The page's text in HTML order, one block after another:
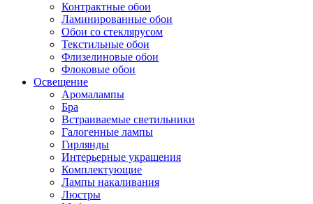
Контрактные обои
Ламинированные обои
Обои со стеклярусом
Текстильные обои
Флизелиновые обои
Флоковые обои
Освещение
Аромалампы
Бра
Встраиваемые светильники
Галогенные лампы
Гирлянды
Интерьерные украшения
Комплектующие
Лампы накаливания
Люстры